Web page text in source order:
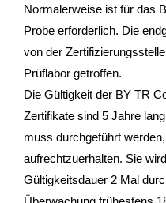
Normalerweise ist für das
Probe erforderlich. Die
von der
Prüflabor getroffen.
Die Gültigkeit der BY TR
Zertifikate sind 5 Jahre
muss durchgeführt
aufrechtzuerhalten. Sie
Gültigkeitsdauer 2 Mal